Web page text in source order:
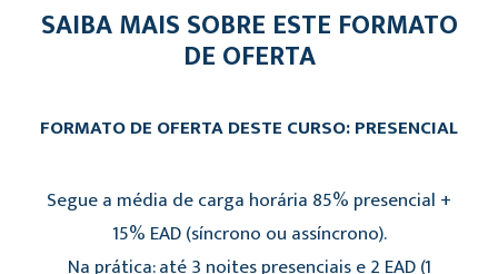
SAIBA MAIS SOBRE ESTE FORMATO
DE OFERTA
FORMATO DE OFERTA DESTE CURSO: PRESENCIAL
Segue a média de carga horária 85% presencial +
15% EAD (síncrono ou assíncrono).